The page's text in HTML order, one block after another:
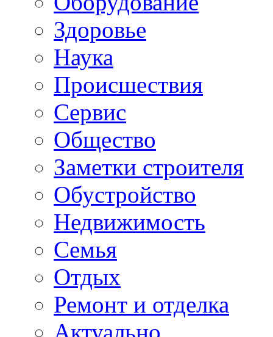
Здоровье
Наука
Происшествия
Сервис
Общество
Заметки строителя
Обустройство
Недвижимость
Семья
Отдых
Ремонт и отделка
Актуально